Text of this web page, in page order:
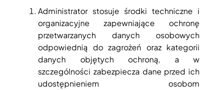
Administrator stosuje środki techniczne i
organizacyjne zapewniające ochronę
przetwarzanych danych osobowych
odpowiednią do zagrożeń oraz kategorii
danych objętych ochroną, a w
szczególności zabezpiecza dane przed ich
udostępnieniem osobom